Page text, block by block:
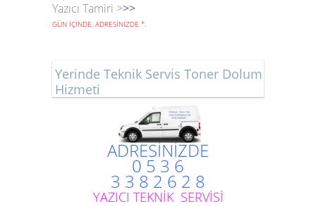
Yazıcı Tamiri >>>
GÜN İÇİNDE, ADRESİNİZDE *.
Yerinde Teknik Servis Toner Dolum
Hizmeti
ADRESİNİZDE
0 5 3 6
3 3 8 2 6 2 8
YAZICI TEKNİK SERVİSİ